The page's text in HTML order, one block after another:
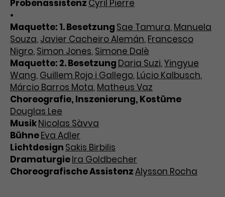
Probenassistenz Cyril Pierre
•
Maquette: 1. Besetzung Sae Tamura, Manuela
Souza, Javier Cacheiro Alemán, Francesco
Nigro, Simon Jones, Simone Dalè
Maquette: 2. Besetzung Daria Suzi,Yingyue
Wang, Guillem Rojo i Gallego, Lúcio Kalbusch,
Márcio Barros Mota, Matheus Vaz
Choreografie, Inszenierung, Kostüme
Douglas Lee
MusikNicolas Sàvva
BühneEva Adler
Lichtdesign Sakis Birbilis
DramaturgieIra Goldbecher
Choreografische AssistenzAlysson Rocha